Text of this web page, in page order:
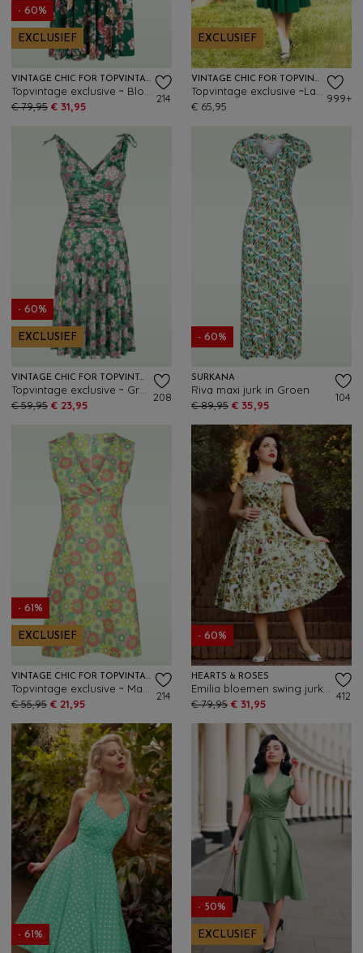
- 60%
EXCLUSIEF
VINTAGE CHIC FOR TOPVINTAGE
€ 79,95 € 31,95
214
EXCLUSIEF
VINTAGE CHIC FOR TOPVINTAGE
€ 65,95
999+
- 60%
EXCLUSIEF
VINTAGE CHIC FOR TOPVINTAGE
€ 59,95 € 23,95
208
- 60%
SURKANA
Riva maxi jurk in Groen
€ 89,95 € 35,95
104
- 61%
EXCLUSIEF
VINTAGE CHIC FOR TOPVINTAGE
€ 55,95 € 21,95
214
- 60%
HEARTS & ROSES
€ 79,95 € 31,95
412
- 61%
- 50%
EXCLUSIEF